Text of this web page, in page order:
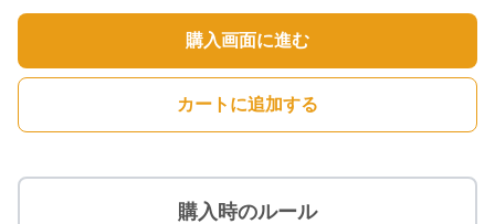
購入画面に進む
カートに追加する
購入時のルール